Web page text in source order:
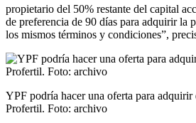
propietario del 50% restante del capital
de preferencia de 90 días para adquirir la
los mismos términos y condiciones”,
YPF podría hacer una oferta para
Profertil. Foto: archivo